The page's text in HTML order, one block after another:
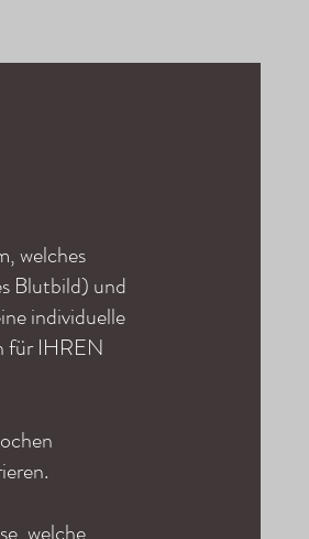
welches
Blutbild) und
individuelle
für IHREN